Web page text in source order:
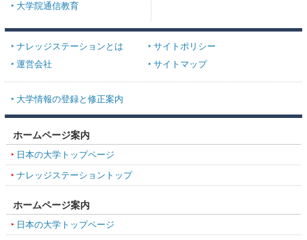
大学院通信教育
ナレッジステーションとは
サイトポリシー
運営会社
サイトマップ
大学情報の登録と修正案内
ホームページ案内
日本の大学トップページ
ナレッジステーショントップ
ホームページ案内
日本の大学トップページ